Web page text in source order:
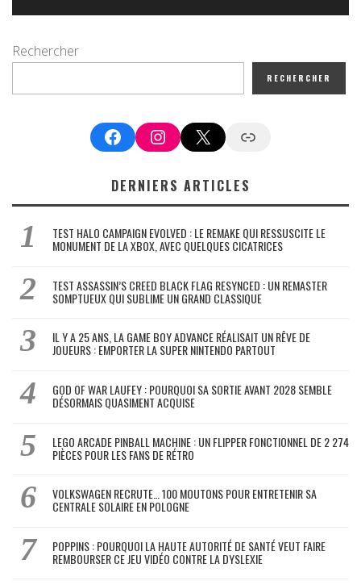
Rechercher
RECHERCHER
FacebookInstagram
X Google News
DERNIERS ARTICLES
TEST HALO CAMPAIGN EVOLVED : LE REMAKE QUI RESSUSCITE LE
MONUMENT DE LA XBOX, AVEC QUELQUES CICATRICES
TEST ASSASSIN’S CREED BLACK FLAG RESYNCED : UN REMASTER
SOMPTUEUX QUI SUBLIME UN GRAND CLASSIQUE
IL Y A 25 ANS, LA GAME BOY ADVANCE RÉALISAIT UN RÊVE DE
JOUEURS : EMPORTER LA SUPER NINTENDO PARTOUT
GOD OF WAR LAUFEY : POURQUOI SA SORTIE AVANT 2028 SEMBLE
DÉSORMAIS QUASIMENT ACQUISE
LEGO ARCADE PINBALL MACHINE : UN FLIPPER FONCTIONNEL DE 2 274
PIÈCES POUR LES FANS DE RÉTRO
VOLKSWAGEN RECRUTE… 100 MOUTONS POUR ENTRETENIR SA
CENTRALE SOLAIRE EN POLOGNE
POPPINS : POURQUOI LA HAUTE AUTORITÉ DE SANTÉ VEUT FAIRE
REMBOURSER CE JEU VIDÉO CONTRE LA DYSLEXIE